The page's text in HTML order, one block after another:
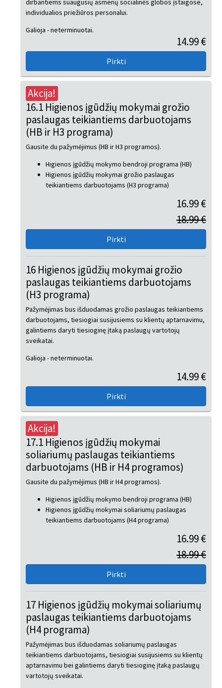
individualios priežiūros personalui.
Galioja - neterminuotai.
14.99 €
16 Higienos įgūdžių mokymai grožio
paslaugas teikiantiems darbuotojams
(H3 programa)
Pažymėjimas bus išduodamas grožio paslaugas teikiantiems
darbuotojams, tiesiogiai susijusiems su klientų aptarnavimu,
galintiems daryti tiesioginę įtaką paslaugų vartotojų
sveikatai.
Galioja - neterminuotai.
14.99 €
Akcija!
16.1 Higienos įgūdžių mokymai grožio
paslaugas teikiantiems darbuotojams
(HB ir H3 programa)
Gausite du pažymėjimus (HB ir H3 programos).
Higienos įgūdžių mokymo bendroji programa (HB)
Higienos įgūdžių mokymai grožio paslaugas
teikiantiems darbuotojams (H3 programa)
16.99 €
18.99 €
17 Higienos įgūdžių mokymai soliariumų
paslaugas teikiantiems darbuotojams
(H4 programa)
Pažymėjimas bus išduodamas soliariumų paslaugas
teikiantiems darbuotojams, tiesiogiai susijusiems su klientų
aptarnavimu bei galintiems daryti tiesioginę įtaką paslaugų
vartotojų sveikatai.
Akcija!
17.1 Higienos įgūdžių mokymai
soliariumų paslaugas teikiantiems
darbuotojams (HB ir H4 programos)
Gausite du pažymėjimus (HB ir H4 programos).
Higienos įgūdžių mokymo bendroji programa (HB)
Higienos įgūdžių mokymai soliariumų paslaugas
teikiantiems darbuotojams (H4 programa)
16.99 €
18.99 €